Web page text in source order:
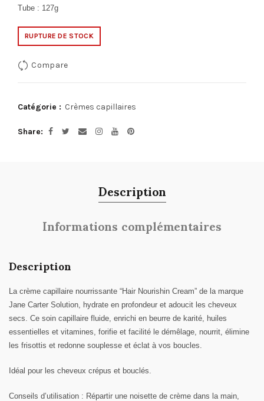
Tube : 127g
RUPTURE DE STOCK
Compare
Catégorie : Crèmes capillaires
Share
Description
Informations complémentaires
Description
La crème capillaire nourrissante “Hair Nourishin Cream” de la marque
Jane Carter Solution, hydrate en profondeur et adoucit les cheveux
secs. Ce soin capillaire fluide, enrichi en beurre de karité, huiles
essentielles et vitamines, forifie et facilité le démêlage, nourrit, élimine
les frisottis et redonne souplesse et éclat à vos boucles.
Idéal pour les cheveux crépus et bouclés.
Conseils d’utilisation : Répartir une noisette de crème dans la main,